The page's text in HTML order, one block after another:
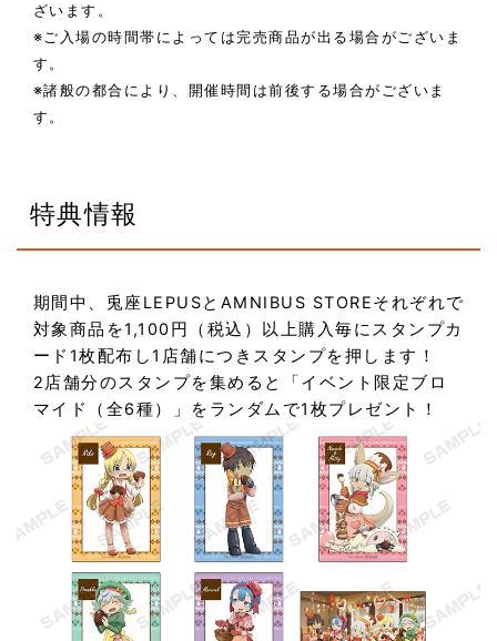
ざいます。
※ご入場の時間帯によっては完売商品が出る場合がございま
す。
※諸般の都合により、開催時間は前後する場合がございま
す。
特典情報
期間中、兎座LEPUSとAMNIBUS STOREそれぞれで
対象商品を1,100円（税込）以上購入毎にスタンプカ
ード1枚配布し1店舗につきスタンプを押します！
2店舗分のスタンプを集めると「イベント限定ブロ
マイド（全6種）」をランダムで1枚プレゼント！